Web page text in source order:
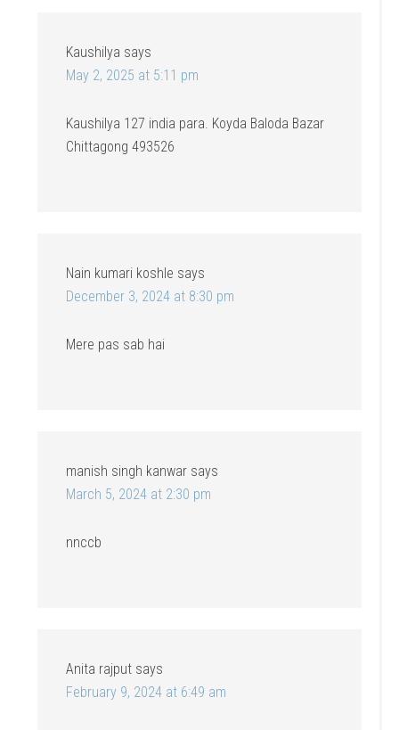
Kaushilya says
May 2, 2025 at 5:11 pm
Kaushilya 127 india para. Koyda Baloda Bazar
Chittagong 493526
Nain kumari koshle says
December 3, 2024 at 8:30 pm
Mere pas sab hai
manish singh kanwar says
March 5, 2024 at 2:30 pm
nnccb
Anita rajput says
February 9, 2024 at 6:49 am